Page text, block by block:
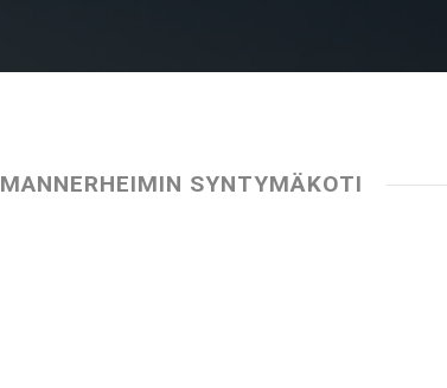
MANNERHEIMIN SYNTYMÄKOTI